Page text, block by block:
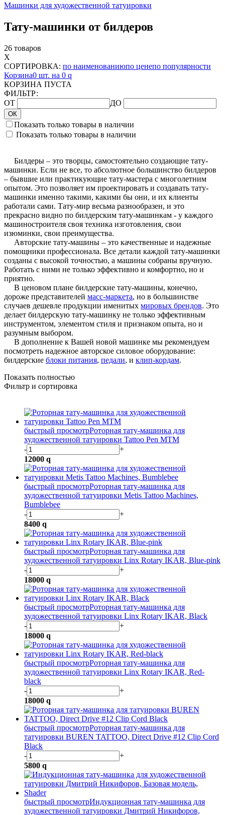
Машинки для художественной татуировки
Тату-машинки от билдеров
26 товаров
X
СОРТИРОВКА: по наименованиюпо ценепо популярности
Корзина0 шт. на 0 q
КОРЗИНА ПУСТА
ФИЛЬТР:
ОТ
ДО
ОК
Показать только товары в наличии
Показать только товары в наличии
Билдеры – это творцы, самостоятельно создающие тату-
машинки. Если не все, то абсолютное большинство билдеров
– бывшие или практикующие тату-мастера с многолетним
опытом. Это позволяет им проектировать и создавать тату-
машинки именно такими, какими бы они, и их клиенты
работали сами. Тату-мир весьма разнообразен, и это
прекрасно видно по билдерским тату-машинкам - у каждого
машиностроителя своя техника изготовления, свои
изюминки, свои преимущества.
Авторские тату-машины – это качественные и надежные
помощники профессионала. Все детали каждой тату-машинки
созданы с высокой точностью, а машины собраны вручную.
Работать с ними не только эффективно и комфортно, но и
приятно.
В ценовом плане билдерские тату-машины, конечно,
дороже представителей масс-маркета, но в большинстве
случаев дешевле продукции именитых мировых брендов. Это
делает билдерскую тату-машинку не только эффективным
инструментом, элементом стиля и признаком опыта, но и
разумным выбором.
В дополнение к Вашей новой машинке мы рекомендуем
посмотреть надежное авторское силовое оборудование:
билдерские блоки питания, педали, и клип-кордам.
Показать полностью
Фильтр и сортировка
быстрый просмотрРоторная тату-машинка для
художественной татуировки Tattoo Pen MTM
-
+
12000 q
быстрый просмотрРоторная тату-машинка для
художественной татуировки Metis Tattoo Machines,
Bumblebee
-
+
8400 q
быстрый просмотрРоторная тату-машинка для
художественной татуировки Linx Rotary IKAR, Blue-pink
-
+
18000 q
быстрый просмотрРоторная тату-машинка для
художественной татуировки Linx Rotary IKAR, Black
-
+
18000 q
быстрый просмотрРоторная тату-машинка для
художественной татуировки Linx Rotary IKAR, Red-
black
-
+
18000 q
быстрый просмотрРоторная тату-машинка для
татуировки BUREN TATTOO, Direct Drive #12 Clip Cord
Black
-
+
5800 q
быстрый просмотрИндукционная тату-машинка для
художественной татуировки Дмитрий Никифоров,